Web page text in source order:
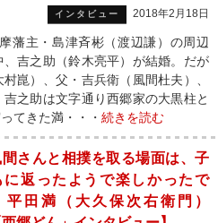
インタビュー 2018年2月18日
藩主・島津斉彬（渡辺謙）の周辺
吉之助（鈴木亮平）が結婚。だが
崑）、父・吉兵衛（風間杜夫）、
之助は文字通り西郷家の大黒柱と
てきた満・・・ 続きを読む
間さんと相撲を取る場面は、子
に返ったようで楽しかったで
平田満（大久保次右衛門）